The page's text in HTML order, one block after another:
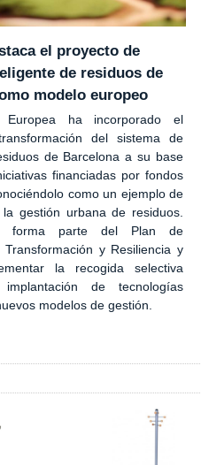
el proyecto de
de residuos de
modelo europeo
Europea ha incorporado el
del sistema de
de Barcelona a su base
financiadas por fondos
como un ejemplo de
la gestión urbana de residuos.
forma parte del Plan de
Transformación y Resiliencia y
la recogida selectiva
de tecnologías
modelos de gestión.